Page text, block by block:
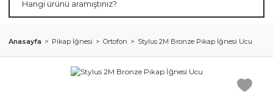
Anasayfa Pikap İğnesi Ortofon Stylus 2M Bronze Pikap İğnesi Ucu